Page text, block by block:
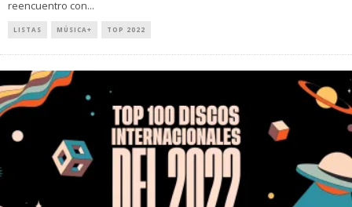
reencuentro con...
LISTAS MÚSICA+ TOP 2022